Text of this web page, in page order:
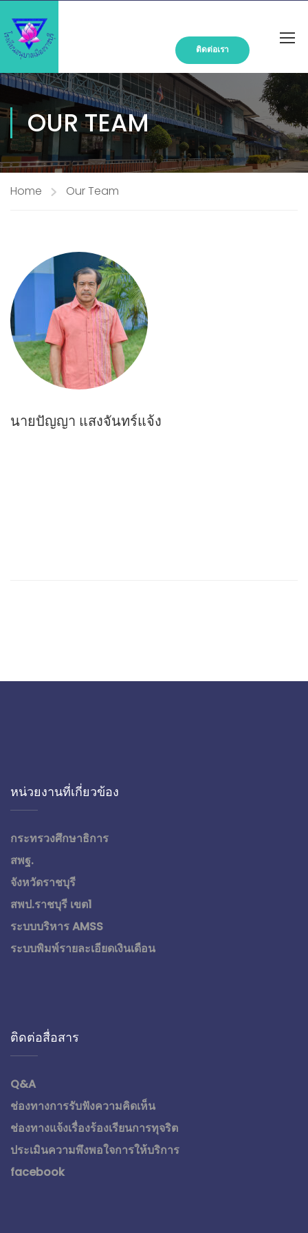
ติดต่อเรา
OUR TEAM
Home Our Team
นายปัญญา แสงจันทร์แจ้ง
หน่วยงานที่เกี่ยวข้อง
กระทรวงศึกษาธิการ
สพฐ.
จังหวัดราชบุรี
สพป.ราชบุรี เขต1
ระบบบริหาร AMSS
ระบบพิมพ์รายละเอียดเงินเดือน
ติดต่อสื่อสาร
Q&A
ช่องทางการรับฟังความคิดเห็น
ช่องทางแจ้งเรื่องร้องเรียนการทุจริต
ประเมินความพึงพอใจการให้บริการ
facebook